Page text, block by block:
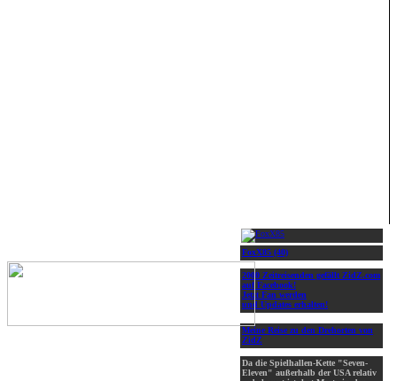
FoxX85 (40)
2000 Zeitreisenden gefällt ZidZ.com
auf Facebook!
Jetzt Fan werden
und Updates erhalten!
Meine Reise zu den Drehorten von
ZidZ
Da die Spielhallen-Kette "Seven-
Eleven" außerhalb der USA relativ